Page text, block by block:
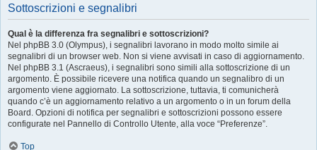
Sottoscrizioni e segnalibri
Qual è la differenza fra segnalibri e sottoscrizioni?
Nel phpBB 3.0 (Olympus), i segnalibri lavorano in modo molto simile ai
segnalibri di un browser web. Non si viene avvisati in caso di aggiornamento.
Nel phpBB 3.1 (Ascraeus), i segnalibri sono simili alla sottoscrizione di un
argomento. È possibile ricevere una notifica quando un segnalibro di un
argomento viene aggiornato. La sottoscrizione, tuttavia, ti comunicherà
quando c’è un aggiornamento relativo a un argomento o in un forum della
Board. Opzioni di notifica per segnalibri e sottoscrizioni possono essere
configurate nel Pannello di Controllo Utente, alla voce “Preferenze”.
Top